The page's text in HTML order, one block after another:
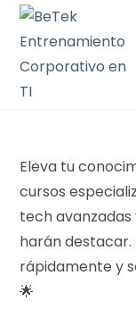
Eleva tu
cursos
tech avanzadas
harán
rápidamente y
🌟